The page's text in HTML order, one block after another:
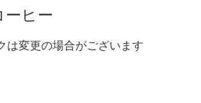
ヒー
は変更の場合がございます